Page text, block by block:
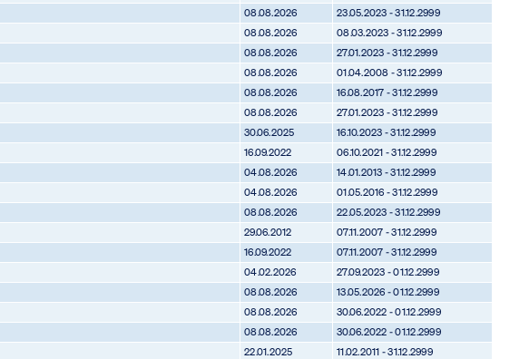
08.08.2026
23.05.2023 - 31.12.2999
08.08.2026
08.03.2023 - 31.12.2999
08.08.2026
27.01.2023 - 31.12.2999
08.08.2026
01.04.2008 - 31.12.2999
08.08.2026
16.08.2017 - 31.12.2999
08.08.2026
27.01.2023 - 31.12.2999
30.06.2025
16.10.2023 - 31.12.2999
16.09.2022
06.10.2021 - 31.12.2999
04.08.2026
14.01.2013 - 31.12.2999
04.08.2026
01.05.2016 - 31.12.2999
08.08.2026
22.05.2023 - 31.12.2999
29.06.2012
07.11.2007 - 31.12.2999
16.09.2022
07.11.2007 - 31.12.2999
04.02.2026
27.09.2023 - 01.12.2999
08.08.2026
13.05.2026 - 01.12.2999
08.08.2026
30.06.2022 - 01.12.2999
08.08.2026
30.06.2022 - 01.12.2999
22.01.2025
11.02.2011 - 31.12.2999